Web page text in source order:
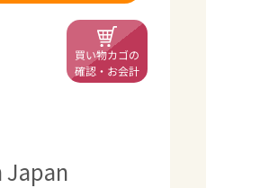
買い物カゴの
確認・お会計
Japan